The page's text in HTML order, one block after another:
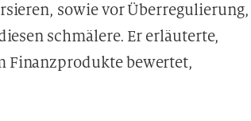
sowie vor Überregulierung,
schmälere. Er erläuterte,
Finanzprodukte bewertet,